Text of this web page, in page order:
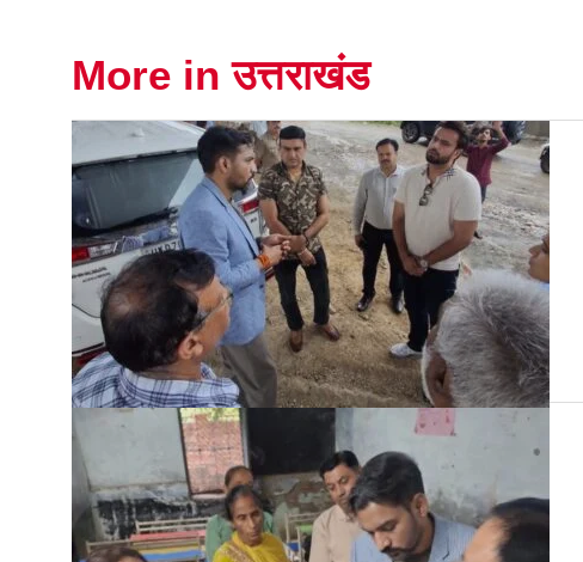
More in उत्तराखंड